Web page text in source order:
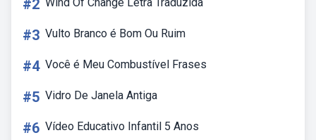
#2
#3 Vulto Branco é Bom Ou Ruim
#4 Você é Meu Combustível Frases
#5 Vidro De Janela Antiga
#6 Vídeo Educativo Infantil 5 Anos